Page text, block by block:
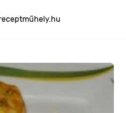
receptműhely.hu